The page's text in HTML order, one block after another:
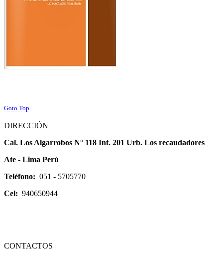
Goto Top
DIRECCIÓN
Cal. Los Algarrobos N° 118 Int. 201 Urb. Los recaudadores
Ate - Lima Perú
Teléfono: 051 - 5705770
Cel: 940650944
CONTACTOS